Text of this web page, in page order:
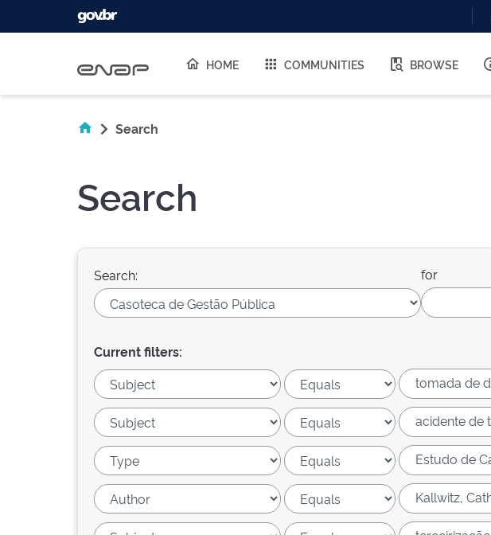
HOME COMMUNITIES BROWSE
Search
Search
Search: for
Current filters: